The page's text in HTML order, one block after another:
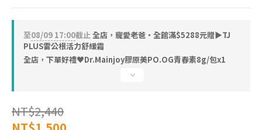
至08/09 17:00截止全店，寵愛老爸・全館滿$5288元贈▶TJ
PLUS雷公根活力舒緩霜
全店，下單好禮♥︎Dr.Mainjoy膠原美PO.OG青春素8g/包x1
NT$2,440